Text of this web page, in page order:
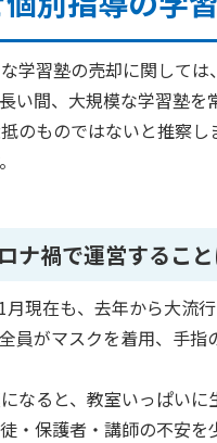
学習塾の売却に関して
い間、大規模な学習塾
のものではないと推察
ナ禍で運営するこ
月現在も、去年から大流
員がマスクを着用、手
なると、教室いっぱい
・保護者・講師の不安を